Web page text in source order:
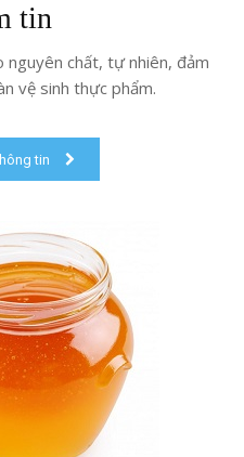
tin
nguyên chất, tự nhiên, đảm
vệ sinh thực phẩm.
tin